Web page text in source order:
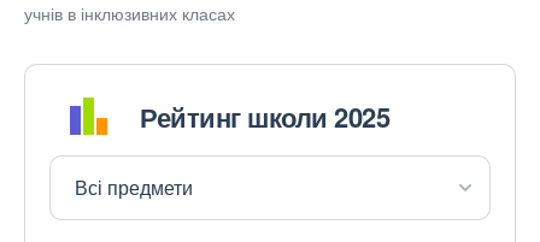
учнів в інклюзивних класах
Рейтинг школи 2025